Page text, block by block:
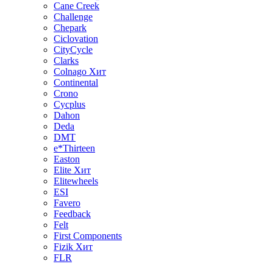
Cane Creek
Challenge
Chepark
Ciclovation
CityCycle
Clarks
Colnago Хит
Continental
Crono
Cycplus
Dahon
Deda
DMT
e*Thirteen
Easton
Elite Хит
Elitewheels
ESI
Favero
Feedback
Felt
First Components
Fizik Хит
FLR